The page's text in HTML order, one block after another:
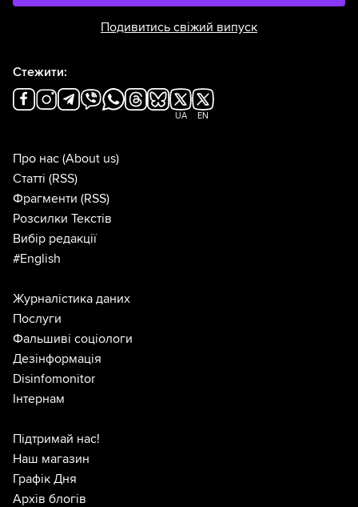
Подивитись свіжий випуск
Стежити:
UA EN
Про нас (About us)
Статті (RSS)
Фрагменти (RSS)
Розсилки Текстів
Вибір редакції
#English
Журналістика даних
Послуги
Фальшиві соціологи
Дезінформація
Disinfomonitor
Інтернам
Підтримай нас!
Наш магазин
Графік Дня
Архів блогів